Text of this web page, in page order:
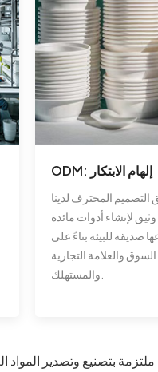
ODM: إلهام الابتكار
المحترف لدينا
لإنشاء أدوات مائدة
صديقة للبيئة بناءً على
والعلامة التجارية